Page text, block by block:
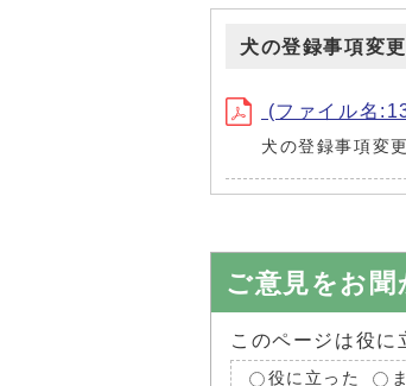
犬の登録事項変
(ファイル名
犬の登録事項変
ご意見をお
このページは役に
役に立った